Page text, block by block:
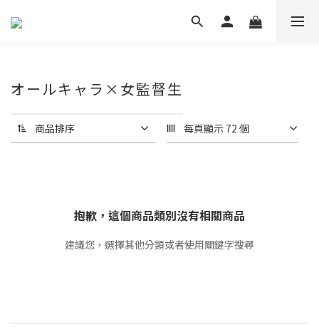
オールキャラ×女監督生
商品排序 每頁顯示 72 個
抱歉，這個商品類別沒有相關商品
建議您，選擇其他分類或者使用關鍵字搜尋